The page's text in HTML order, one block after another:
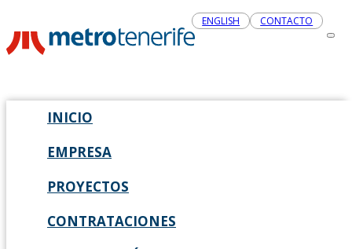
ENGLISH CONTACTO
INICIO
EMPRESA
PROYECTOS
CONTRATACIONES